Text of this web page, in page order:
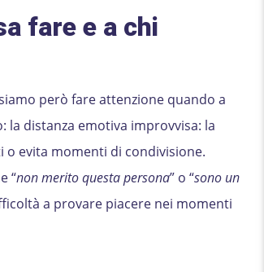
fare e a chi
però fare attenzione quando a
la distanza emotiva improvvisa: la
evita momenti di condivisione.
“non merito questa persona” o “sono un
a provare piacere nei momenti